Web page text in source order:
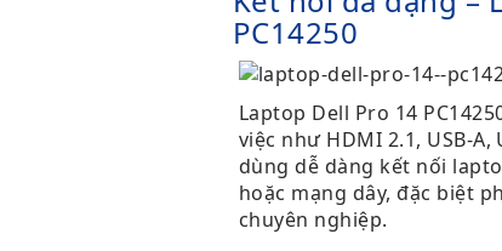
PC14250
Laptop Dell Pro 14
việc như HDMI 2.1, USB-
dùng dễ dàng kết nối
hoặc mạng dây, đặc biệt
chuyên nghiệp.